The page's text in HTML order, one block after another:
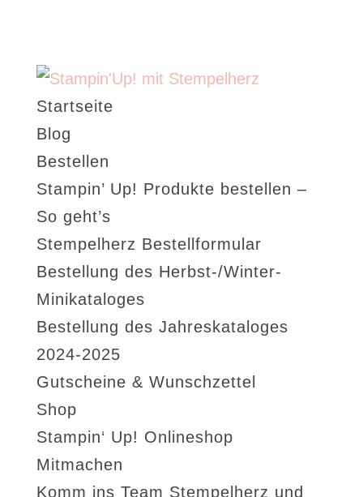
Startseite
Blog
Bestellen
Stampin’ Up! Produkte bestellen –
So geht’s
Stempelherz Bestellformular
Bestellung des Herbst-/Winter-
Minikataloges
Bestellung des Jahreskataloges
2024-2025
Gutscheine & Wunschzettel
Shop
Stampin‘ Up! Onlineshop
Mitmachen
Komm ins Team Stempelherz und